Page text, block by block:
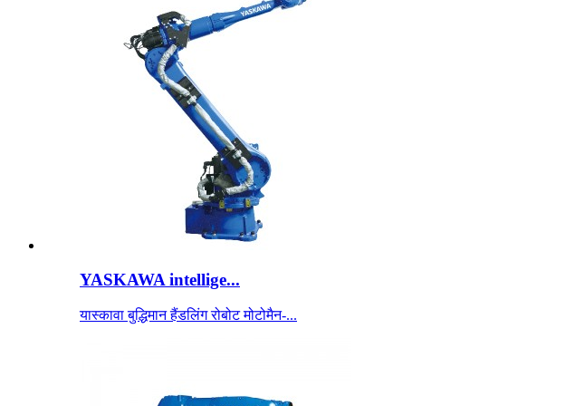
YASKAWA intellige...
यास्कावा बुद्धिमान हैंडलिंग रोबोट मोटोमैन-...